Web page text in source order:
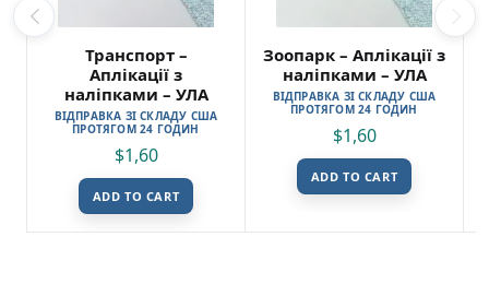
Транспорт –
Аплікації з
наліпками – УЛА
ВІДПРАВКА ЗІ СКЛАДУ США
ПРОТЯГОМ 24 ГОДИН
$1,60
ADD TO CART
Зоопарк – Аплікації з
наліпками – УЛА
ВІДПРАВКА ЗІ СКЛАДУ США
ПРОТЯГОМ 24 ГОДИН
$1,60
ADD TO CART